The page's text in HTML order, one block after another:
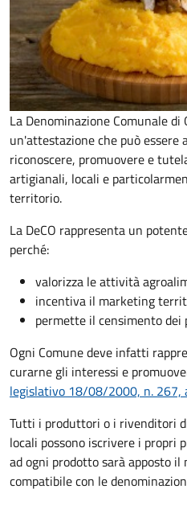
La Denominazione Comunale di
un'attestazione che può
riconoscere, promuovere e
artigianali, locali e
territorio.
La DeCO rappresenta un
perché:
valorizza le attività
incentiva il marketing
permette il censimento dei
Ogni Comune deve infatti
curarne gli interessi e
legislativo 18/08/2000, n. 267,
Tutti i produttori o i rivenditori
locali possono iscrivere i propri
ad ogni prodotto sarà apposto il
compatibile con le